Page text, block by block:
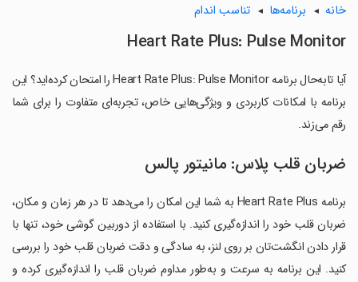
خانه برنامه‌ها تناسب اندام
Heart Rate Plus: Pulse Monitor
آیا تابه‌حال برنامه Heart Rate Plus: Pulse Monitor را امتحان کرده‌اید؟ این
برنامه با امکانات کاربردی و ویژگی‌هایی خاص، تجربه‌ای متفاوت را برای شما
رقم می‌زند.
ضربان قلب پلاس: مانیتور پالس
برنامه Heart Rate Plus به شما این امکان را می‌دهد تا در هر زمان و مکان،
ضربان قلب خود را اندازه‌گیری کنید. با استفاده از دوربین گوشی خود، تنها با
قرار دادن انگشت‌تان بر روی لنز، به سادگی و دقت ضربان قلب خود را بررسی
کنید. این برنامه به سرعت و به‌طور مداوم ضربان قلب را اندازه‌گیری کرده و